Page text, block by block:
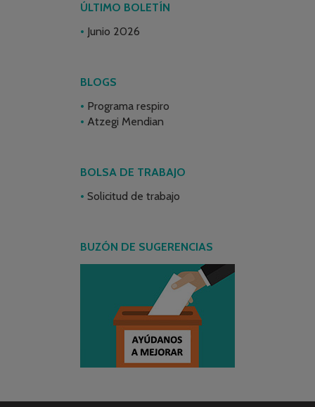
ÚLTIMO BOLETÍN
Junio 2026
BLOGS
Programa respiro
Atzegi Mendian
BOLSA DE TRABAJO
Solicitud de trabajo
BUZÓN DE SUGERENCIAS